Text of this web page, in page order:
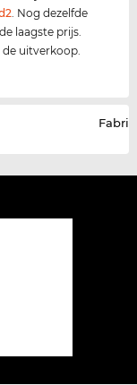
. Nog dezelfde
laagste prijs.
uitverkoop.